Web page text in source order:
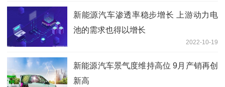
新能源汽车渗透率稳步增长 上游动力电
池的需求也得以增长
2022-10-19
新能源汽车景气度维持高位 9月产销再创
新高